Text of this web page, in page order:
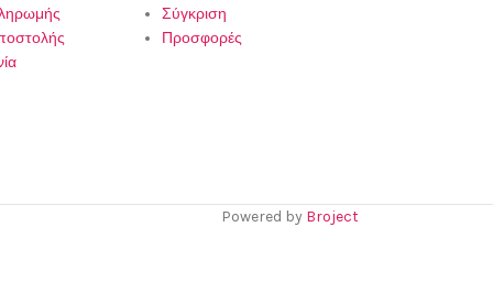
Σύγκριση
Προσφορές
Powered by Broject